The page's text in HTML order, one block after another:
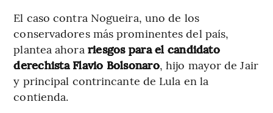
El caso contra Nogueira, uno de los
conservadores más prominentes del país,
plantea ahora riesgos para el candidato
derechista Flavio Bolsonaro, hijo mayor de Jair
y principal contrincante de Lula en la
contienda.